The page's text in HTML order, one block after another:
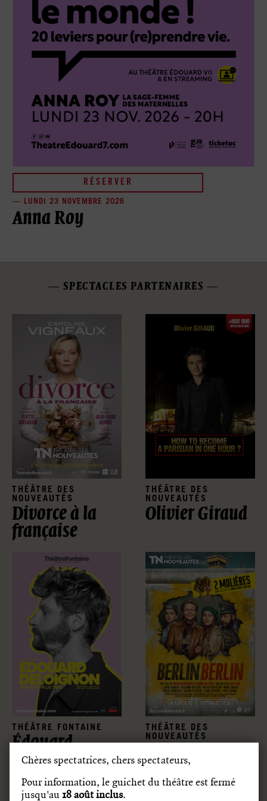
RÉSERVER
LUNDI 23 NOVEMBRE 2026
Anna Roy
RÉSERVER
LUNDI 24 MAI 2027
Anne-Claire Gagnon
SPECTACLES PARTENAIRES
THÉÂTRE DES
NOUVEAUTÉS
Divorce à la
française
THÉÂTRE DES
NOUVEAUTÉS
Olivier Giraud
THÉÂTRE FONTAINE
Édouard
Deloignon
grandira
plus tard
THÉÂTRE DES
NOUVEAUTÉS
Berlin Berlin
Chères spectatrices, chers spectateurs,
Pour information, le guichet du théâtre est fermé
jusqu'au 18 août inclus.